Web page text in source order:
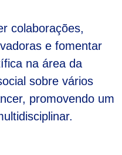
colaborações,
e fomentar
na área da
sobre vários
promovendo um